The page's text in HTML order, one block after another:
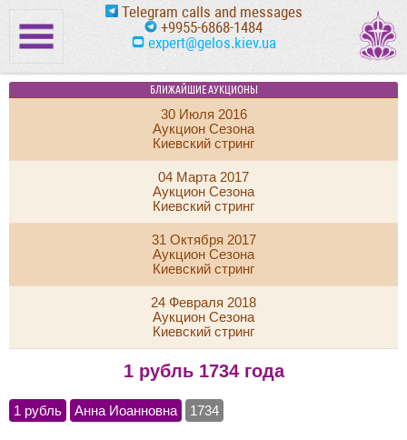
Telegram calls and messages
+9955-6868-1484
expert@gelos.kiev.ua
БЛИЖАЙШИЕ АУКЦИОНЫ
30 Июля 2016
Аукцион Сезона
Киевский стринг
04 Марта 2017
Аукцион Сезона
Киевский стринг
31 Октября 2017
Аукцион Сезона
Киевский стринг
24 Февраля 2018
Аукцион Сезона
Киевский стринг
1 рубль 1734 года
1 рубль Анна Иоанновна 1734